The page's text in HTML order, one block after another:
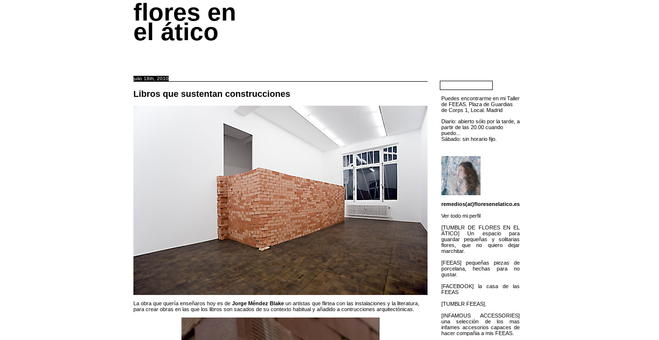
flores en
el ático
julio 18th, 2010
Libros que sustentan construcciones
La obra que quería enseñaros hoy es de Jorge Méndez Blake un artistas que flirtea con las instalaciones y la literatura,
para crear obras en las que los libros son sacados de su contexto habitual y añadido a contrucciones arquitectónicas.
Puedes encontrarme en mi Taller
de FEEAS. Plaza de Guardias
de Corps 1, Local. Madrid
Diario: abierto sólo por la tarde, a
partir de las 20.00 cuando
puedo...
Sábado: sin horario fijo.
remedios(at)floresenelatico.es
Ver todo mi perfil
[TUMBLR DE FLORES EN EL
ÁTICO] Un espacio para
guardar pequeñas y solitarias
flores, que no quiero dejar
marchitar.
[FEEAS] pequeñas piezas de
porcelana, hechas para no
gustar.
[FACEBOOK] la casa de las
FEEAS
[TUMBLR FEEAS].
[INFAMOUS ACCESSORIES]
una selección de los mas
infames accesorios capaces de
hacer compañia a mis FEEAS.